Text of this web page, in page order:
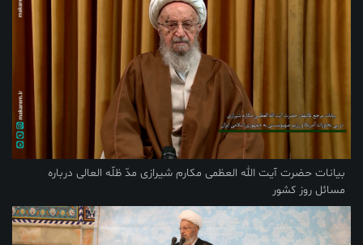
بیانات حضرت آیت الله العظمی مکارم شیرازی مدّ ظلّه العالی درباره
مسائل روز کشور